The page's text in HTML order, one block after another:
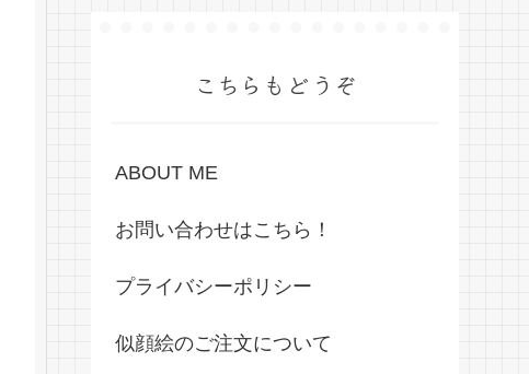
こちらもどうぞ
ABOUT ME
お問い合わせはこちら！
プライバシーポリシー
似顔絵のご注文について